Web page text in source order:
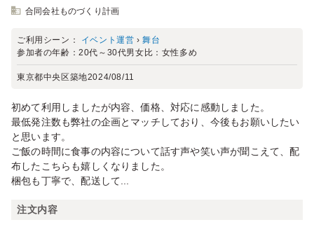
合同会社ものづくり計画
ご利用シーン： イベント運営 ›舞台
参加者の年齢：20代～30代男女比： 女性多め
東京都中央区築地2024/08/11
初めて利用しましたが内容、価格、対応に感動しました。
最低発注数も弊社の企画とマッチしており、今後もお願いしたい
と思います。
ご飯の時間に食事の内容について話す声や笑い声が聞こえて、配
布したこちらも嬉しくなりました。
梱包も丁寧で、配送して...
注文内容